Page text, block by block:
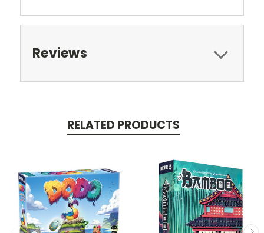
Reviews
RELATED PRODUCTS